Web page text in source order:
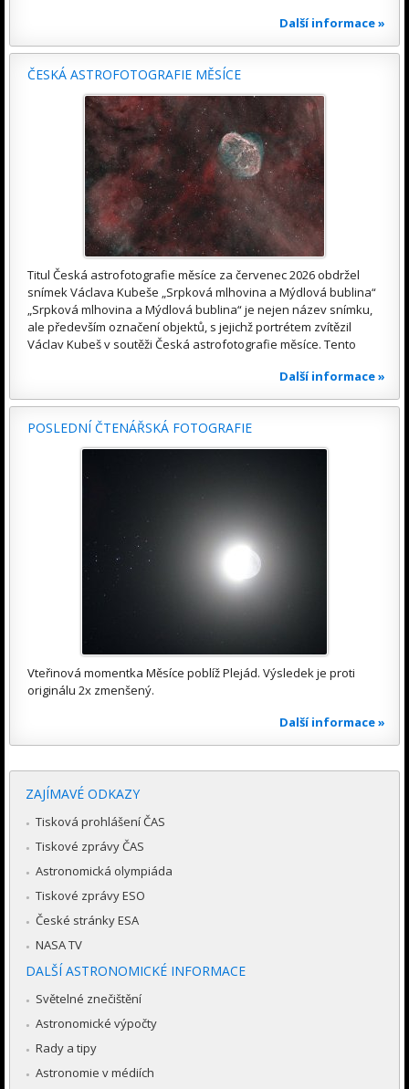
Další informace »
ČESKÁ ASTROFOTOGRAFIE MĚSÍCE
Titul Česká astrofotografie měsíce za červenec 2026 obdržel
snímek Václava Kubeše „Srpková mlhovina a Mýdlová bublina“
„Srpková mlhovina a Mýdlová bublina“ je nejen název snímku,
ale především označení objektů, s jejichž portrétem zvítězil
Václav Kubeš v soutěži Česká astrofotografie měsíce. Tento
Další informace »
POSLEDNÍ ČTENÁŘSKÁ FOTOGRAFIE
Vteřinová momentka Měsíce poblíž Plejád. Výsledek je proti
originálu 2x zmenšený.
Další informace »
ZAJÍMAVÉ ODKAZY
Tisková prohlášení ČAS
Tiskové zprávy ČAS
Astronomická olympiáda
Tiskové zprávy ESO
České stránky ESA
NASA TV
DALŠÍ ASTRONOMICKÉ INFORMACE
Světelné znečištění
Astronomické výpočty
Rady a tipy
Astronomie v médiích